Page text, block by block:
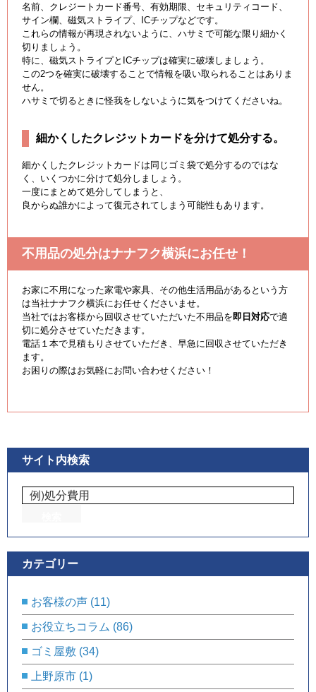
名前、クレジートカード番号、有効期限、セキュリティコード、
サイン欄、磁気ストライプ、ICチップなどです。
これらの情報が再現されないように、ハサミで可能な限り細かく
切りましょう。
特に、磁気ストライプとICチップは確実に破壊しましょう。
この2つを確実に破壊することで情報を吸い取られることはありま
せん。
ハサミで切るときに怪我をしないように気をつけてくださいね。
細かくしたクレジットカードを分けて処分する。
細かくしたクレジットカードは同じゴミ袋で処分するのではな
く、いくつかに分けて処分しましょう。
一度にまとめて処分してしまうと、
良からぬ誰かによって復元されてしまう可能性もあります。
不用品の処分はナナフク横浜にお任せ！
お家に不用になった家電や家具、その他生活用品があるという方
は当社ナナフク横浜にお任せくださいませ。
当社ではお客様から回収させていただいた不用品を即日対応で適
切に処分させていただきます。
電話１本で見積もりさせていただき、早急に回収させていただき
ます。
お困りの際はお気軽にお問い合わせください！
サイト内検索
カテゴリー
お客様の声 (11)
お役立ちコラム (86)
ゴミ屋敷 (34)
上野原市 (1)